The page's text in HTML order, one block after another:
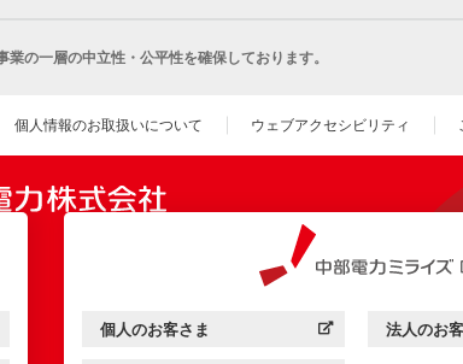
業の一層の中立性・公平性を確保しております。
個人情報のお取扱いについて ウェブアクセシビリティ
中部電力ミライズ：
個人のお客さま
（新しいウィンドウを開きます） 中部電力ミ
法人のお
（新しい